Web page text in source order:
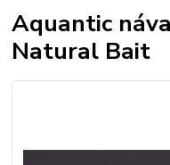
Aquantic
Natural Bait